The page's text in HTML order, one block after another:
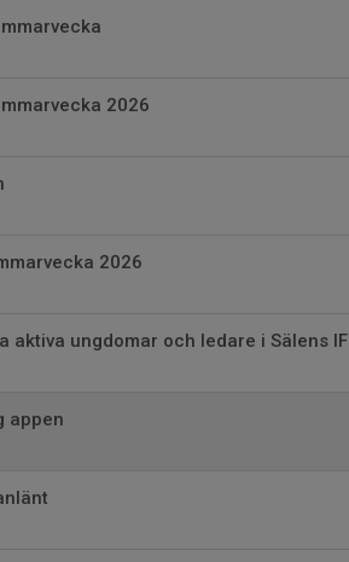
2026
2026
ungdomar och ledare i Sälens IF
appen